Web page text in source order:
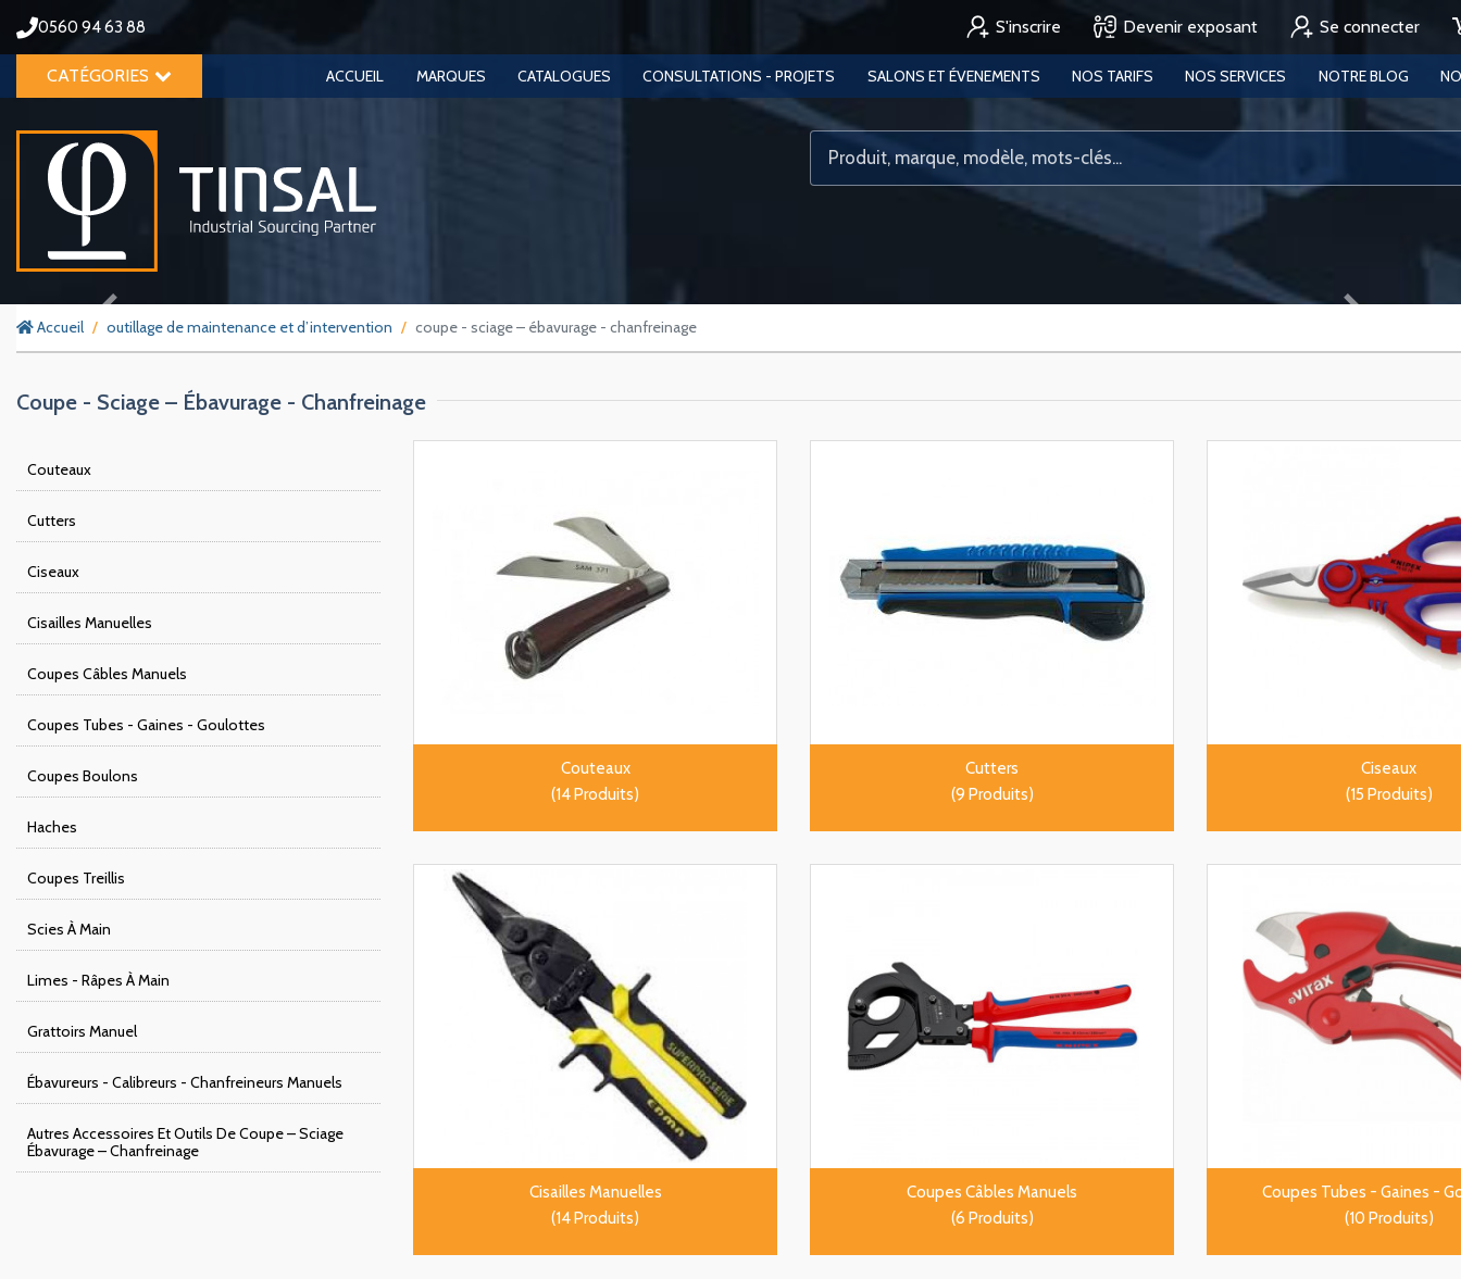
0560 94 63 88 S'inscrire Devenir exposant Se connecter
CATÉGORIES ACCUEIL MARQUES CATALOGUES CONSULTATIONS - PROJETS SALONS ET ÉVENEMENTS NOS TARIFS NOS SERVICES NOTRE BLOG
Accueil outillage de maintenance et d’intervention coupe - sciage – ébavurage - chanfreinage
Coupe - Sciage – Ébavurage - Chanfreinage
Couteaux
Cutters
Ciseaux
Cisailles Manuelles
Coupes Câbles Manuels
Coupes Tubes - Gaines - Goulottes
Coupes Boulons
Haches
Coupes Treillis
Scies À Main
Limes - Râpes À Main
Grattoirs Manuel
Ébavureurs - Calibreurs - Chanfreineurs Manuels
Autres Accessoires Et Outils De Coupe – Sciage
Ébavurage – Chanfreinage
Couteaux
(14 Produits)
Cutters
(9 Produits)
Ciseaux
(15 Produits)
Cisailles Manuelles
(14 Produits)
Coupes Câbles Manuels
(6 Produits)
Coupes Tubes - Gaines -
(10 Produits)